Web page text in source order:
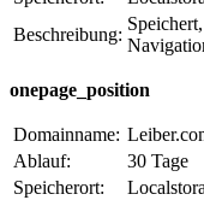
Beschreibung:
onepage_position
Domainname:
Ablauf:
30 Tage
Speicherort: